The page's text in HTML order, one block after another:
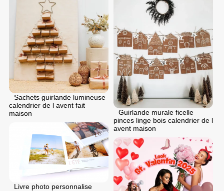
Sachets guirlande lumineuse
calendrier de l avent fait
maison
Guirlande murale ficelle
pinces linge bois calendrier de l
avent maison
Livre photo personnalise